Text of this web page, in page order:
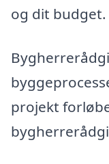
og dit budget.
projekt